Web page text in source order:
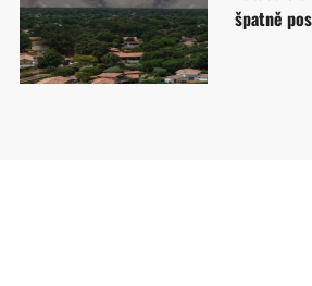
špatně